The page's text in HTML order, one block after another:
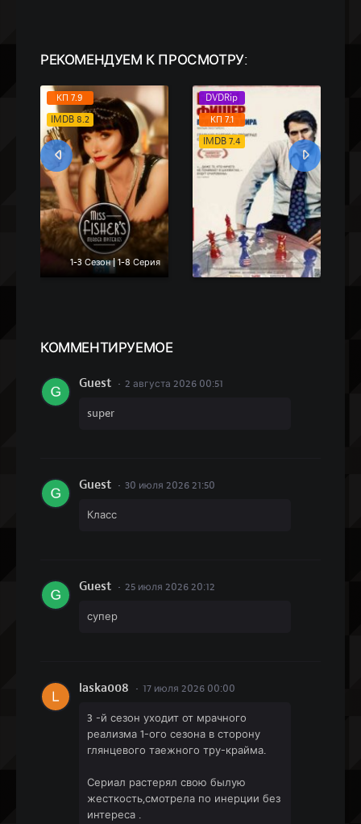
РЕКОМЕНДУЕМ К ПРОСМОТРУ:
WEB-DLRip
IMDB 8.2
1-3 Сезон | 1-8 Серия
IMDB 7.4
КОММЕНТИРУЕМОЕ
Guest 2 августа 2026 00:51
super
Guest 30 июля 2026 21:50
Класс
Guest 25 июля 2026 20:12
супер
laska008 17 июля 2026 00:00
3 -й сезон уходит от мрачного
реализма 1-ого сезона в сторону
глянцевого таежного тру-крайма.
Сериал растерял свою былую
жесткость,смотрела по инерции без
интереса .